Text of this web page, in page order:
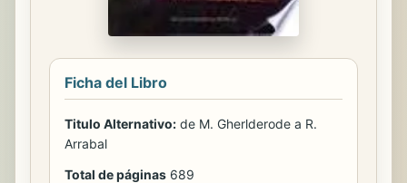
Ficha del Libro
Titulo Alternativo: de M. Gherlderode a R.
Arrabal
Total de páginas 689